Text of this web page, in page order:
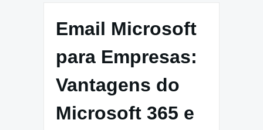
Email Microsoft
para Empresas:
Vantagens do
Microsoft 365 e